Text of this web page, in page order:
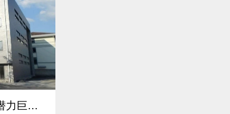
博拓生物：即时检验市场发展潜力巨大 产品竞争力显著性能居同行前列